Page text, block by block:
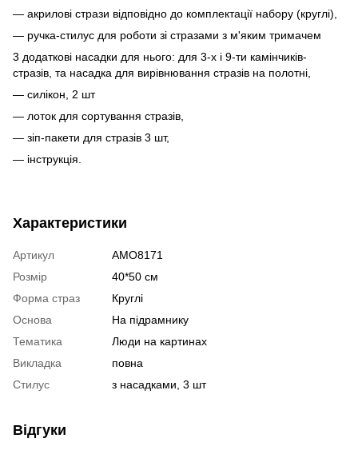
— акрилові стрази відповідно до комплектації набору (круглі),
— ручка-стилус для роботи зі стразами з м'яким тримачем
3 додаткові насадки для нього: для 3-х і 9-ти камінчиків-
стразів, та насадка для вирівнювання стразів на полотні,
— силікон, 2 шт
— лоток для сортування стразів,
— зіп-пакети для стразів 3 шт,
— інструкція.
Характеристики
Артикул
AMO8171
Розмір
40*50 см
Форма страз
Круглі
Основа
На підрамнику
Тематика
Люди на картинах
Викладка
повна
Стилус
з насадками, 3 шт
Відгуки